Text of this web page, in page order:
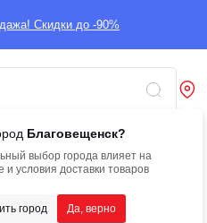
Скидки до -90%
Благовещенск?
выбор города влияет на
и условия доставки товаров
город Да, верно
/ВИЛОЧНЫЕ ПОГРУЗЧИКИ
FORWARD CPCD60